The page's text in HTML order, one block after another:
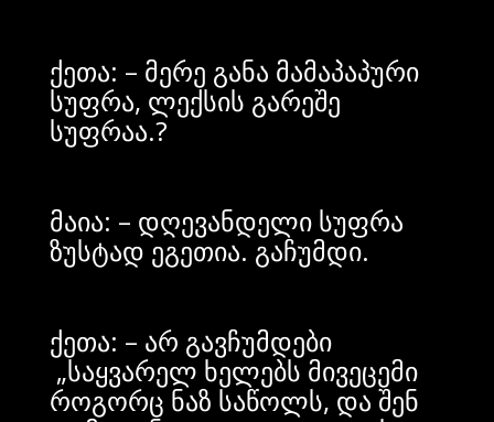
ქეთა: – მერე განა მამაპაპური
სუფრა, ლექსის გარეშე
სუფრაა.?
მაია: – დღევანდელი სუფრა
ზუსტად ეგეთია. გაჩუმდი.
ქეთა: – არ გავჩუმდები
„საყვარელ ხელებს მივეცემი
როგორც ნაზ საწოლს, და შენ